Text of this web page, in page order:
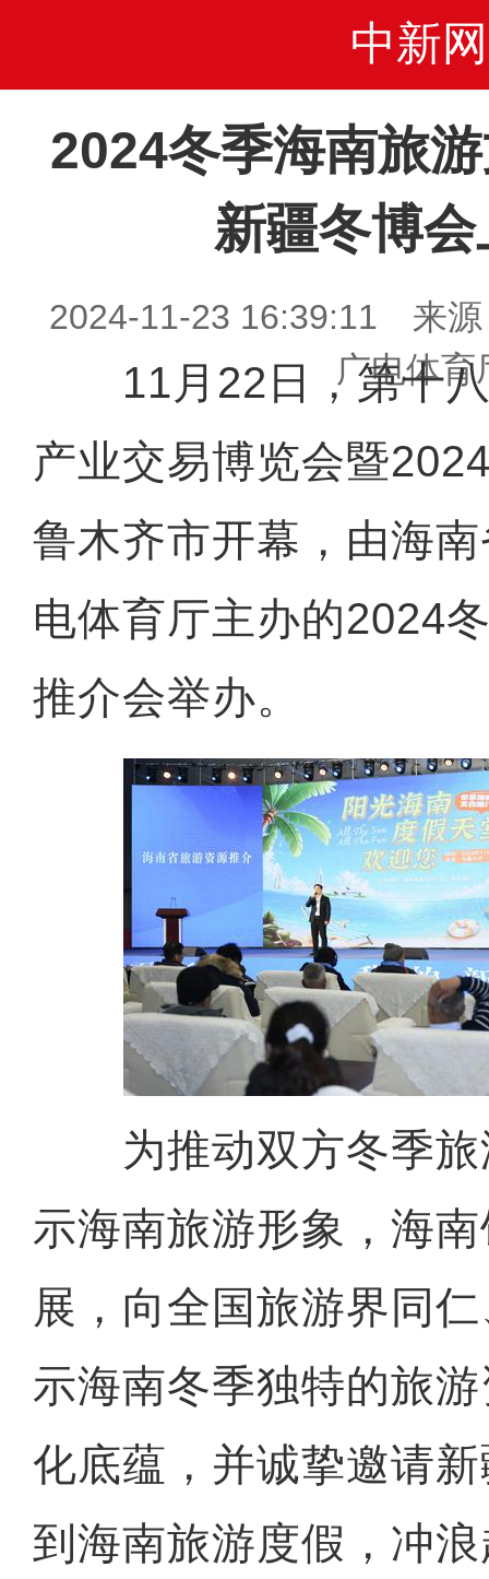
中新网
2024冬季海南旅
新疆冬博
2024-11-23 16:39:11 来源
广电体育
11月22日，第十八
产业交易博览会暨
鲁木齐市开幕，由海
电体育厅主办的2024
推介会举办。
为推动双方冬季旅
示海南旅游形象，海
展，向全国旅游界同
示海南冬季独特的旅
化底蕴，并诚挚邀请
到海南旅游度假，冲